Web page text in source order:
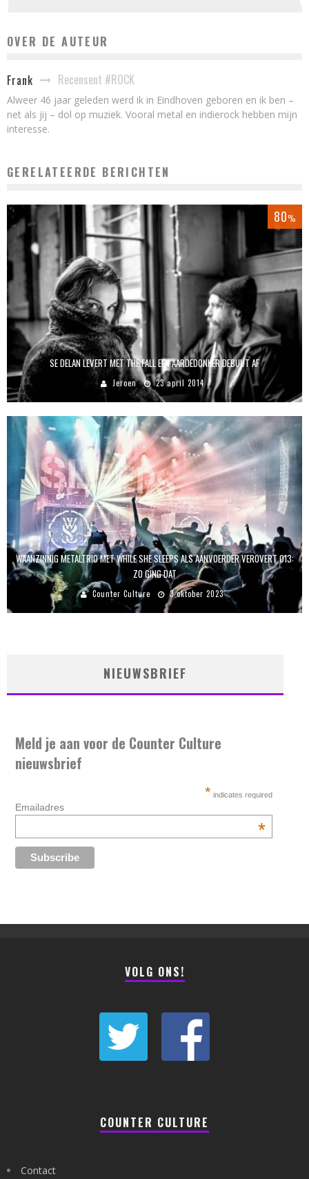
OVER DE AUTEUR
Frank Recensent #ROCK
Alweer 46 jaar geleden werd ik in Eindhoven geboren en ik ben –
net als jij – dol op muziek. Vooral metal en indierock hebben mijn
interesse.
GERELATEERDE BERICHTEN
80%
SE DELAN LEVERT MET THE FALL EEN AARDEDONKER DEBUUT AF
Jeroen 23 april 2014
WAANZINNIG METALTRIO MET WHILE SHE SLEEPS ALS AANVOERDER VEROVERT 013:
ZO GING DAT
Counter Culture 3 oktober 2023
NIEUWSBRIEF
Meld je aan voor de Counter Culture
nieuwsbrief
* indicates required
Emailadres
*
VOLG ONS!
COUNTER CULTURE
Contact